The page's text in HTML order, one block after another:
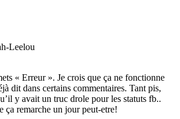
Leelou
« Erreur ». Je crois que ça ne fonctionne
dit dans certains commentaires. Tant pis,
y avait un truc drole pour les statuts fb..
ça remarche un jour peut-etre!